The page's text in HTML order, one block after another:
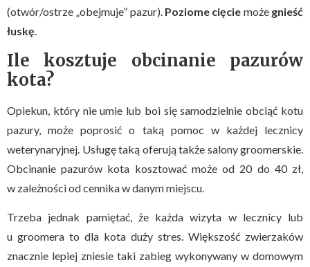
(otwór/ostrze „obejmuje” pazur). Poziome cięcie może gnieść
łuskę.
Ile kosztuje obcinanie pazurów
kota?
Opiekun, który nie umie lub boi się samodzielnie obciąć kotu
pazury, może poprosić o taką pomoc w każdej lecznicy
weterynaryjnej. Usługę taką oferują także salony groomerskie.
Obcinanie pazurów kota kosztować może od 20 do 40 zł,
w zależności od cennika w danym miejscu.
Trzeba jednak pamiętać, że każda wizyta w lecznicy lub
u groomera to dla kota duży stres. Większość zwierzaków
znacznie lepiej zniesie taki zabieg wykonywany w domowym